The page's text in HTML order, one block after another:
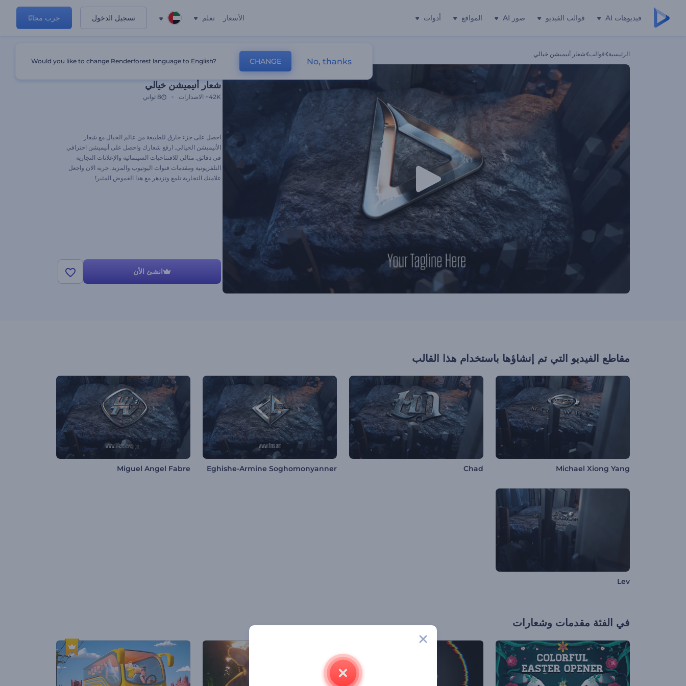
فيديوهات AI قوالب الفيديو صور AI المواقع أدوات الأسعار تعلم تسجيل الدخول جرب مجانًا
الرئيسية قوالب شعار أنيميشن خيالي
شعار أنيميشن خيالي
42K+ الاصدارات 8 ثواني
احصل على جزء خارق للطبيعة من عالم الخيال مع شعار
الأنيميشن الخيالي. ارفع شعارك واحصل على أنيميشن احترافي
في دقائق. مثالي للافتتاحيات السينمائية والإعلانات التجارية
التلفزيونية ومقدمات قنوات اليوتيوب والمزيد. جربه الان واجعل
علامتك التجارية تلمع وتزدهر مع هذا الغموض المثير!
انشئ الأن
مقاطع الفيديو التي تم إنشاؤها باستخدام هذا القالب
Michael Xiong Yang
Chad
Eghishe-Armine Soghomonyanner
Miguel Angel Fabre
Lev
في الفئة مقدمات وشعارات
Would you like to change Renderforest language to English? CHANGE No, thanks